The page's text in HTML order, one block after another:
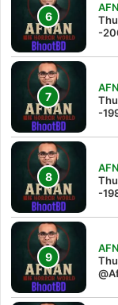
-
-
-